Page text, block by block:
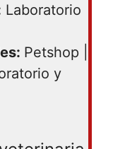
Laboratorio
Petshop |
y